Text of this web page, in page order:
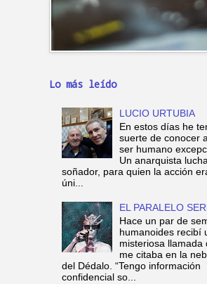
Lo más leído
LUCIO URTUBIA
En estos días he
suerte de conocer
ser humano
Un anarquista
soñador, para quien la acción
úni...
EL PARALELO
Hace un par de
humanoides recibí
misteriosa llamada
me citaba en la
del Dédalo. “Tengo información
confidencial so...